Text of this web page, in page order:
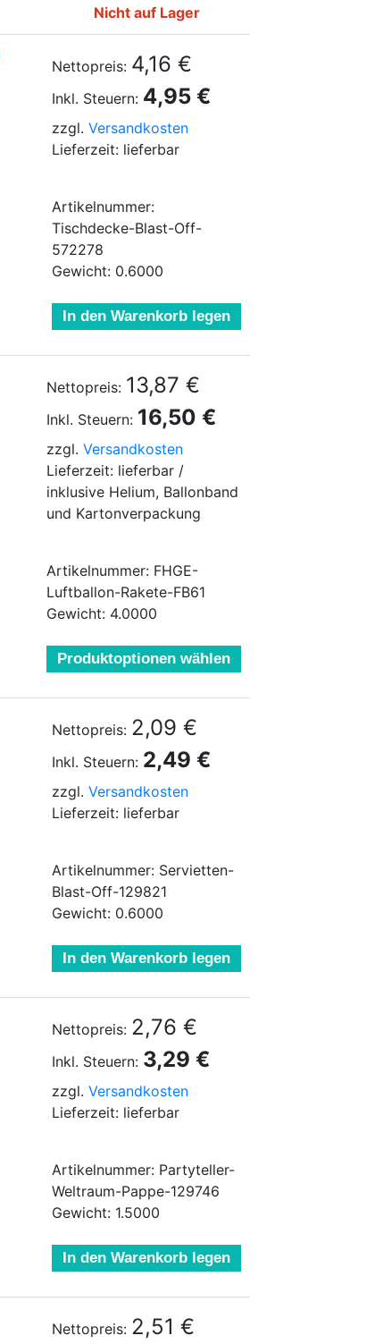
Nicht auf Lager
Nettopreis: 4,16 €
Inkl. Steuern: 4,95 €
zzgl. Versandkosten
Lieferzeit: lieferbar
Artikelnummer:
Tischdecke-Blast-Off-
572278
Gewicht: 0.6000
In den Warenkorb legen
Nettopreis: 13,87 €
Inkl. Steuern: 16,50 €
zzgl. Versandkosten
Lieferzeit: lieferbar /
inklusive Helium, Ballonband
und Kartonverpackung
Artikelnummer: FHGE-
Luftballon-Rakete-FB61
Gewicht: 4.0000
Produktoptionen wählen
Nettopreis: 2,09 €
Inkl. Steuern: 2,49 €
zzgl. Versandkosten
Lieferzeit: lieferbar
Artikelnummer: Servietten-
Blast-Off-129821
Gewicht: 0.6000
In den Warenkorb legen
Nettopreis: 2,76 €
Inkl. Steuern: 3,29 €
zzgl. Versandkosten
Lieferzeit: lieferbar
Artikelnummer: Partyteller-
Weltraum-Pappe-129746
Gewicht: 1.5000
In den Warenkorb legen
Nettopreis: 2,51 €